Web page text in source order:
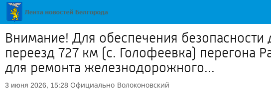
Внимание! Для обеспечения
переезд 727 км (с. Голофеевка) перегона
для ремонта железнодорожного...
3 июня 2026, 15:28 Официально Волоконовский